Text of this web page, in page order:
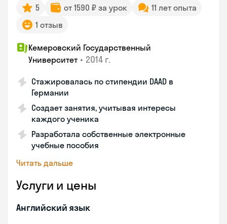
5 от 1590 ₽ за урок
11 лет опыта
1 отзыв
Кемеровский Государственный
Университет • 2014 г.
Стажировалась по стипендии DAAD в
Германии
Создает занятия, учитывая интересы
каждого ученика
Разработала собственные электронные
учебные пособия
Читать дальше
Услуги и цены
Английский язык